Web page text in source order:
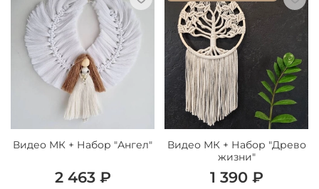
Видео МК + Набор "Ангел"
2 463 ₽
Видео МК + Набор "Древо
жизни"
1 390 ₽